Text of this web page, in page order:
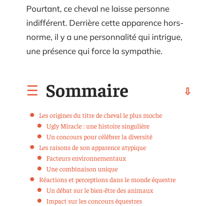
Pourtant, ce cheval ne laisse personne
indifférent. Derrière cette apparence hors-
norme, il y a une personnalité qui intrigue,
une présence qui force la sympathie.
Sommaire
Les origines du titre de cheval le plus moche
Ugly Miracle : une histoire singulière
Un concours pour célébrer la diversité
Les raisons de son apparence atypique
Facteurs environnementaux
Une combinaison unique
Réactions et perceptions dans le monde équestre
Un débat sur le bien-être des animaux
Impact sur les concours équestres